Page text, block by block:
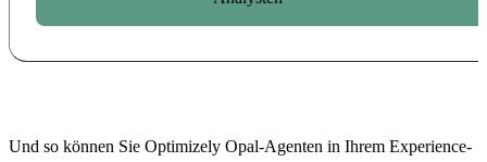
Und so können Sie Optimizely Opal-Agenten in Ihrem Experience-